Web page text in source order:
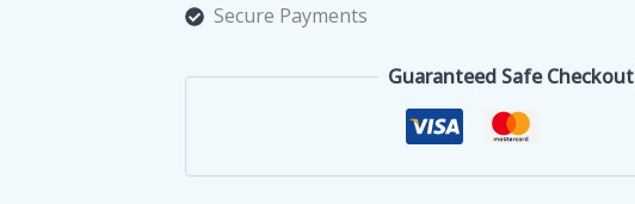
Secure Payments
Guaranteed Safe Checkout